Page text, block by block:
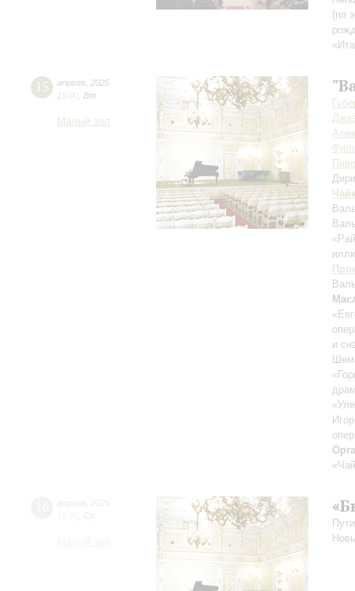
(по
15 апреля 2025
19:00 Вт
Малый зал
и